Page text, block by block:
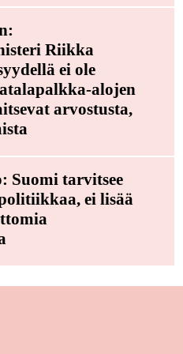
Riikka
ei ole
alojen
arvostusta,
Suomi tarvitsee
ei lisää